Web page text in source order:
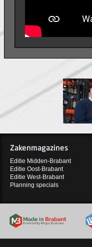
Zakenmagazines
Editie Midden-Brabant
Editie Oost-Brabant
Editie West-Brabant
Planning specials